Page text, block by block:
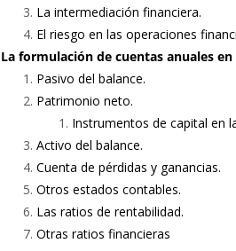
La intermediación financiera.
El riesgo en las operaciones
La formulación de cuentas anuales en
Pasivo del balance.
Patrimonio neto.
Instrumentos de capital en
Activo del balance.
Cuenta de pérdidas y ganancias.
Otros estados contables.
Las ratios de rentabilidad.
Otras ratios financieras